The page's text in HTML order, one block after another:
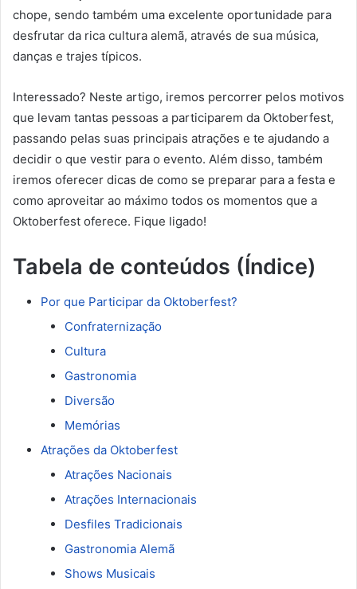
chope, sendo também uma excelente oportunidade para
desfrutar da rica cultura alemã, através de sua música,
danças e trajes típicos.
Interessado? Neste artigo, iremos percorrer pelos motivos
que levam tantas pessoas a participarem da Oktoberfest,
passando pelas suas principais atrações e te ajudando a
decidir o que vestir para o evento. Além disso, também
iremos oferecer dicas de como se preparar para a festa e
como aproveitar ao máximo todos os momentos que a
Oktoberfest oferece. Fique ligado!
Tabela de conteúdos (Índice)
Por que Participar da Oktoberfest?
Confraternização
Cultura
Gastronomia
Diversão
Memórias
Atrações da Oktoberfest
Atrações Nacionais
Atrações Internacionais
Desfiles Tradicionais
Gastronomia Alemã
Shows Musicais